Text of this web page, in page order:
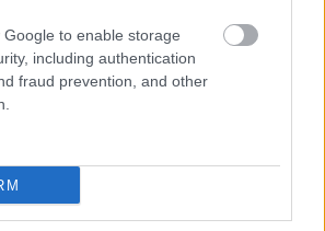
Google to enable storage
including authentication
fraud prevention, and other
Ελλάδα Έρευνα